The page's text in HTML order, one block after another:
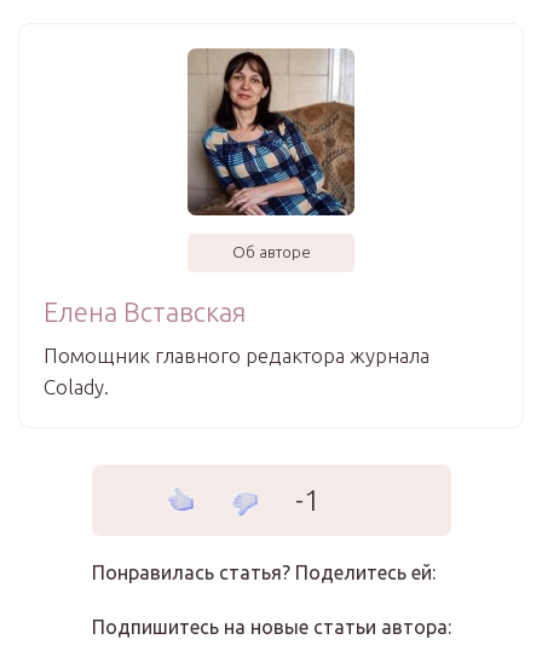
Об авторе
Елена Вставская
Помощник главного редактора журнала
Colady.
-1
Понравилась статья? Поделитесь ей:
Подпишитесь на новые статьи автора: